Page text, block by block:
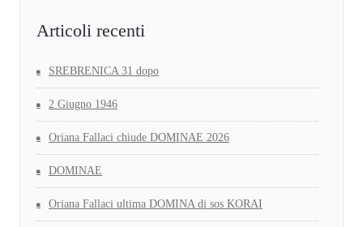
Articoli recenti
SREBRENICA 31 dopo
2 Giugno 1946
Oriana Fallaci chiude DOMINAE 2026
DOMINAE
Oriana Fallaci ultima DOMINA di sos KORAI